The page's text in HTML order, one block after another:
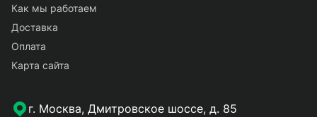
Как мы работаем
Доставка
Оплата
Карта сайта
г. Москва, Дмитровское шоссе, д. 85